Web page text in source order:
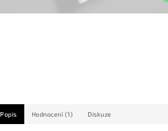
Popis Hodnocení (1) Diskuze